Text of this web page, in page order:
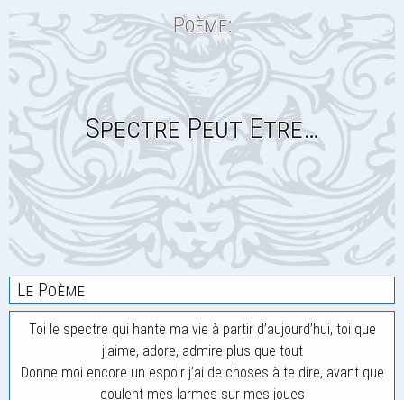
Poème:
Spectre Peut Etre…
Le Poème
Toi le spectre qui hante ma vie à partir d’aujourd’hui, toi que
j’aime, adore, admire plus que tout
Donne moi encore un espoir j’ai de choses à te dire, avant que
coulent mes larmes sur mes joues